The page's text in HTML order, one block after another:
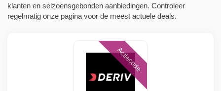
klanten en seizoensgebonden aanbiedingen. Controleer
regelmatig onze pagina voor de meest actuele deals.
Actiecode